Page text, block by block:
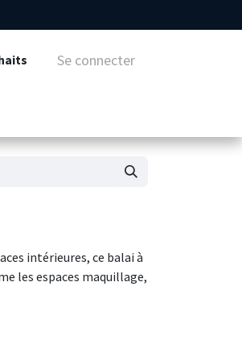
Se connecter
intérieures, ce balai à
les espaces maquillage,
douces, il
Léger et